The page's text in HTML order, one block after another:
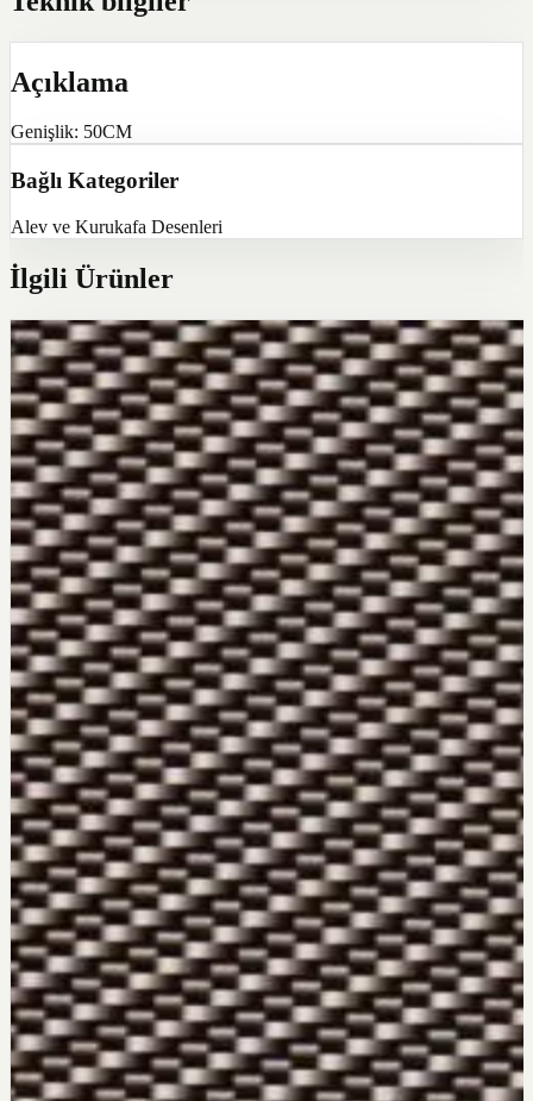
Açıklama
Genişlik: 50CM
Bağlı Kategoriler
Alev ve Kurukafa Desenleri
İlgili Ürünler